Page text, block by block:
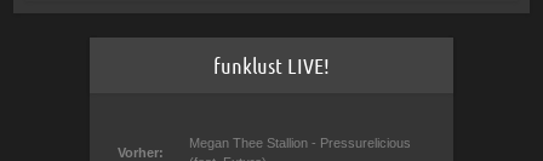
funklust LIVE!